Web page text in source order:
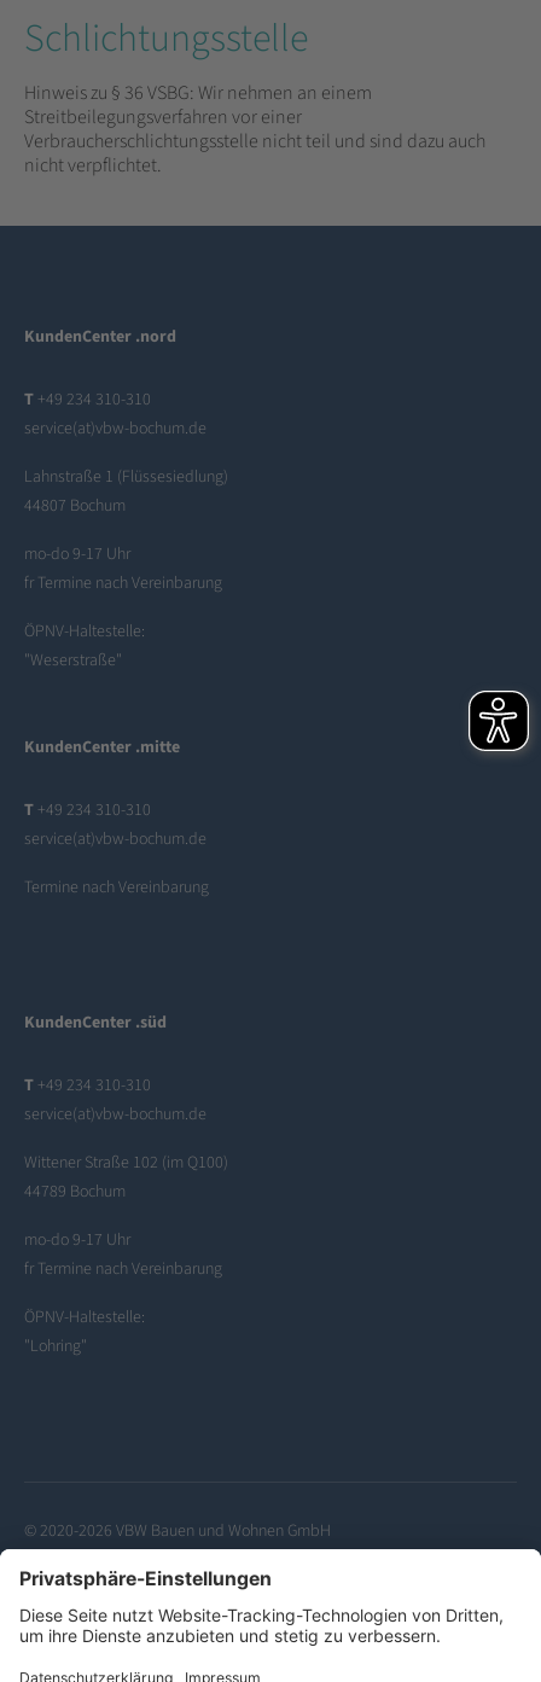
Schlichtungsstelle
Hinweis zu § 36 VSBG: Wir nehmen an einem
Streitbeilegungsverfahren vor einer
Verbraucherschlichtungsstelle nicht teil und sind dazu auch
nicht verpflichtet.
KundenCenter .nord
T +49 234 310-310
service(at)vbw-bochum.de
Lahnstraße 1 (Flüssesiedlung)
44807 Bochum
mo-do 9-17 Uhr
fr Termine nach Vereinbarung
ÖPNV-Haltestelle:
"Weserstraße"
KundenCenter .mitte
T +49 234 310-310
service(at)vbw-bochum.de
Termine nach Vereinbarung
KundenCenter .süd
T +49 234 310-310
service(at)vbw-bochum.de
Wittener Straße 102 (im Q100)
44789 Bochum
mo-do 9-17 Uhr
fr Termine nach Vereinbarung
ÖPNV-Haltestelle:
"Lohring"
© 2020-2026 VBW Bauen und Wohnen GmbH
Barrierefreiheitserklärung